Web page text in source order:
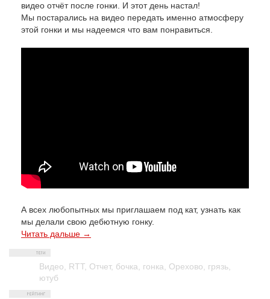
видео отчёт после гонки. И этот день настал!
Мы постарались на видео передать именно атмосферу
этой гонки и мы надеемся что вам понравиться.
А всех любопытных мы приглашаем под кат, узнать как
мы делали свою дебютную гонку.
Читать дальше →
Видео, RTT, Отчет, бочка, гонка, Орехово, грязь,
ютуб